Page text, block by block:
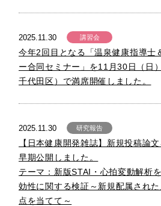
2025.11.30 講習会
今年2回目となる「温泉健康指導士
ー合同セミナー」を11月30日（日
千代田区）で満席開催しました。
2025.11.30 研究報告
【日本健康開発雑誌】新規投稿論
早期公開しました。
テーマ：新版STAI・心拍変動解析
効性に関する検証～新規配属され
点を当てて～